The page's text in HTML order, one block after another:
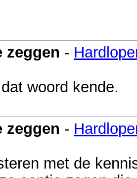
zeggen -
woord kende.
zeggen -
met de